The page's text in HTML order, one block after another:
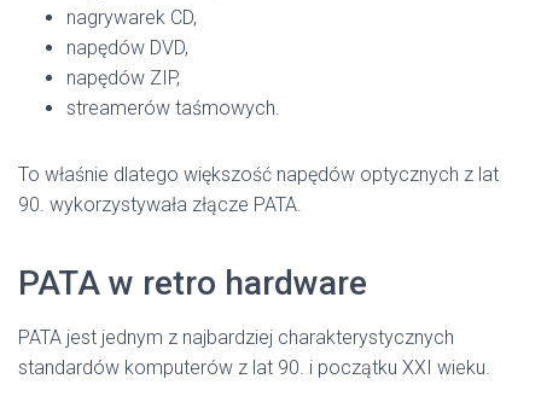
nagrywarek CD,
napędów DVD,
napędów ZIP,
streamerów taśmowych.
To właśnie dlatego większość napędów optycznych z lat
90. wykorzystywała złącze PATA.
PATA w retro hardware
PATA jest jednym z najbardziej charakterystycznych
standardów komputerów z lat 90. i początku XXI wieku.